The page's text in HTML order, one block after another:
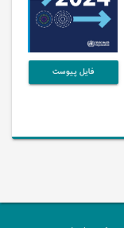
فایل پیوست